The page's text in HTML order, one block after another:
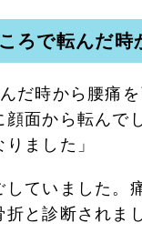
ろで転んだ時
だ時から腰痛
面から転んで
ました」
していました。
と診断されま